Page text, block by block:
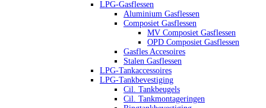
LPG-Gasflessen
Aluminium Gasflessen
Composiet Gasflessen
MV Composiet Gasflessen
OPD Composiet Gasflessen
Gasfles Accesoires
Stalen Gasflessen
LPG-Tankaccessoires
LPG-Tankbevestiging
Cil. Tankbeugels
Cil. Tankmontageringen